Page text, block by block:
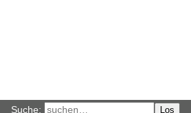
Suche: Los